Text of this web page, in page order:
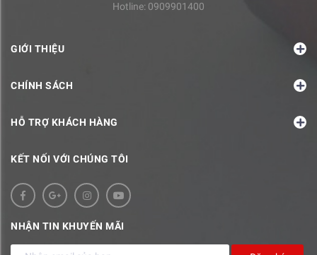
Hotline: 0909901400
GIỚI THIỆU
CHÍNH SÁCH
HỖ TRỢ KHÁCH HÀNG
KẾT NỐI VỚI CHÚNG TÔI
NHẬN TIN KHUYẾN MÃI